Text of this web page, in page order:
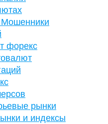
форекс
рынки
и индексы